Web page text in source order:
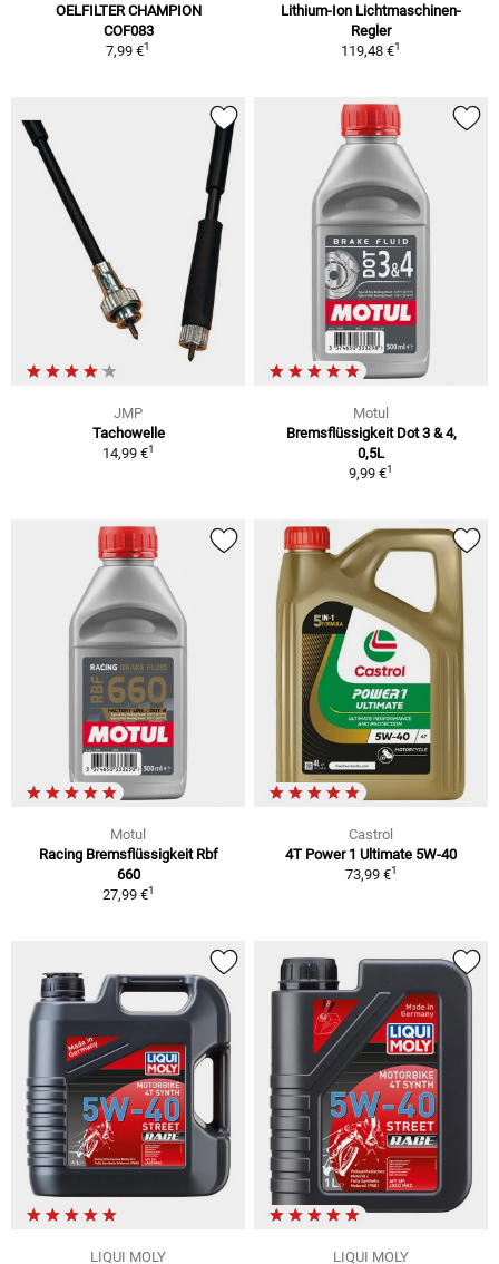
OELFILTER CHAMPION
COF083
7,99 €1
Lithium-Ion Lichtmaschinen-
Regler
119,48 €1
JMP
Tachowelle
14,99 €1
Motul
Bremsflüssigkeit Dot 3 & 4,
0,5L
9,99 €1
Motul
Racing Bremsflüssigkeit Rbf
660
27,99 €1
Castrol
4T Power 1 Ultimate 5W-40
73,99 €1
LIQUI MOLY LIQUI MOLY